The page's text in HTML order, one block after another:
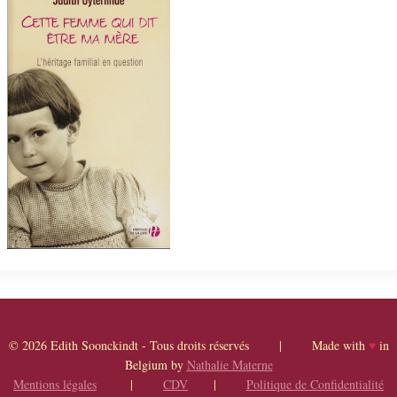
© 2026 Edith Soonckindt - Tous droits réservés | Made with ♥in
Belgium by Nathalie Materne
Mentions légales | CDV | Politique de Confidentialité